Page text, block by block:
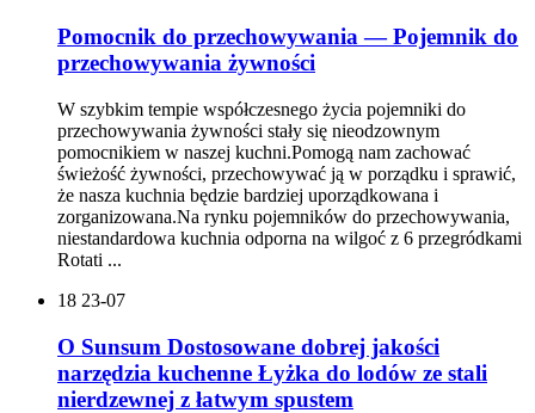
Pomocnik do przechowywania — Pojemnik do
przechowywania żywności
W szybkim tempie współczesnego życia pojemniki do
przechowywania żywności stały się nieodzownym
pomocnikiem w naszej kuchni.Pomogą nam zachować
świeżość żywności, przechowywać ją w porządku i sprawić,
że nasza kuchnia będzie bardziej uporządkowana i
zorganizowana.Na rynku pojemników do przechowywania,
niestandardowa kuchnia odporna na wilgoć z 6 przegródkami
Rotati ...
18 23-07
O Sunsum Dostosowane dobrej jakości
narzędzia kuchenne Łyżka do lodów ze stali
nierdzewnej z łatwym spustem